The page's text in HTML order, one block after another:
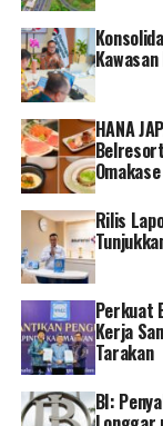
pemerintah
agar seluruh
sehingga bisa
perekonomian.
“Ini adalah
program yang
semua
listrik dan
meningkatkan
menggerakkan
Darmawan
kebutuhan pokok
Pancasila setiap
HANA
Rilis
Perkuat
Kerja
Tarakan
BI: